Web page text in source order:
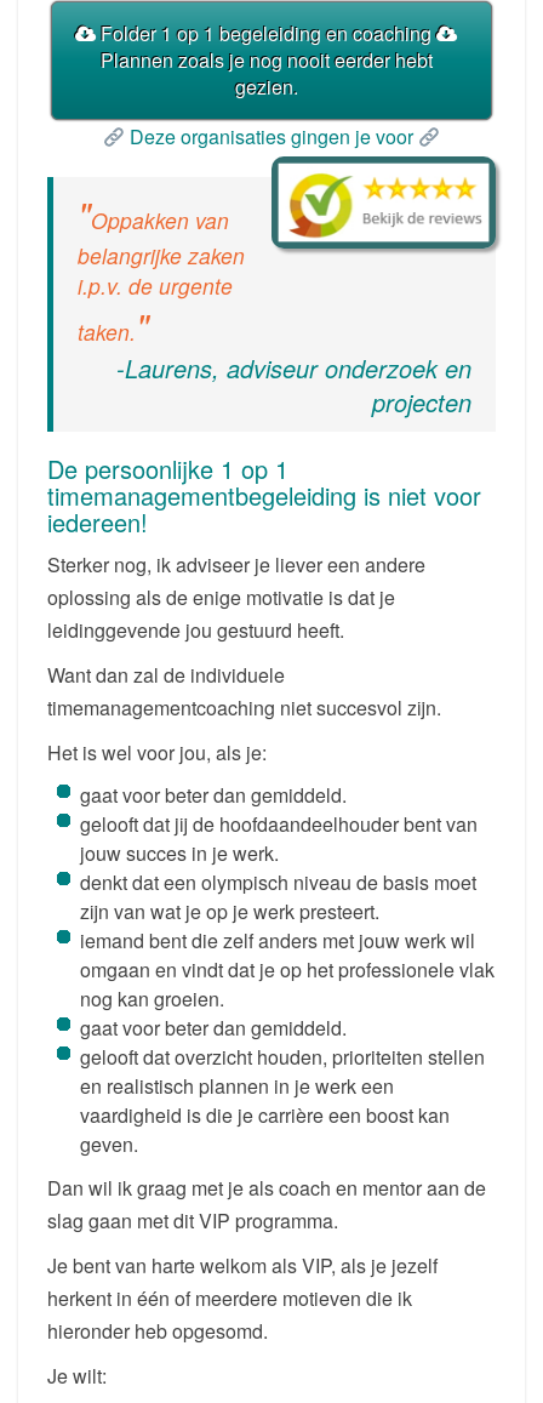
Folder 1 op 1 begeleiding en coaching
Plannen zoals je nog nooit eerder hebt
gezien.
Deze organisaties gingen je voor
Oppakken van
belangrijke zaken
i.p.v. de urgente
taken.
-Laurens, adviseur onderzoek en
projecten
De persoonlijke 1 op 1
timemanagementbegeleiding is niet voor
iedereen!
Sterker nog, ik adviseer je liever een andere
oplossing als de enige motivatie is dat je
leidinggevende jou gestuurd heeft.
Want dan zal de individuele
timemanagementcoaching niet succesvol zijn.
Het is wel voor jou, als je:
gaat voor beter dan gemiddeld.
gelooft dat jij de hoofdaandeelhouder bent van
jouw succes in je werk.
denkt dat een olympisch niveau de basis moet
zijn van wat je op je werk presteert.
iemand bent die zelf anders met jouw werk wil
omgaan en vindt dat je op het professionele vlak
nog kan groeien.
gaat voor beter dan gemiddeld.
gelooft dat overzicht houden, prioriteiten stellen
en realistisch plannen in je werk een
vaardigheid is die je carrière een boost kan
geven.
Dan wil ik graag met je als coach en mentor aan de
slag gaan met dit VIP programma.
Je bent van harte welkom als VIP, als je jezelf
herkent in één of meerdere motieven die ik
hieronder heb opgesomd.
Je wilt: